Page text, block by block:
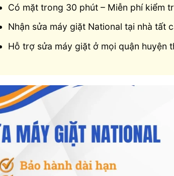
Có mặt trong 30 phút – Miễn phí kiểm
Nhận sửa máy giặt National tại nhà tất
Hỗ trợ sửa máy giặt ở mọi quận huyện